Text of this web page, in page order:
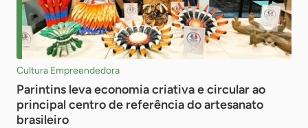
Cultura Empreendedora
Parintins leva economia criativa e circular ao
principal centro de referência do artesanato
brasileiro